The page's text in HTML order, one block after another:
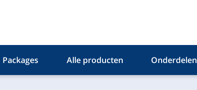
Packages Alle producten